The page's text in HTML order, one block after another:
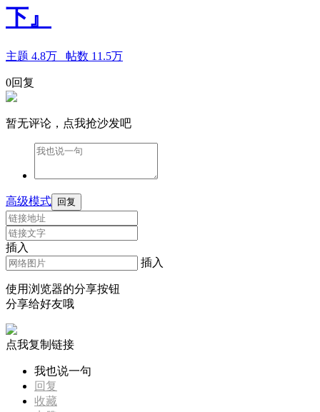
下』
主题 4.8万 帖数 11.5万
0回复
暂无评论，点我抢沙发吧
高级模式 回复
插入
插入
使用浏览器的分享按钮
分享给好友哦
点我复制链接
我也说一句
回复
收藏